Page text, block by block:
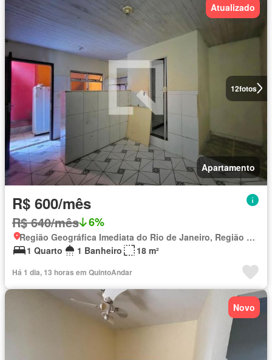
12fotos
Atualizado
Apartamento
R$ 600/mês
R$ 640/mês 6%
Região Geográfica Imediata do Rio de Janeiro, Região Metropolitana do Rio de Janeiro
1 Quarto
1 Banheiro 18 m²
Há 1 dia, 13 horas em QuintoAndar
Novo